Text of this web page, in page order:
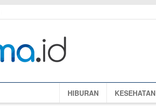
HIBURAN KESEHATAN